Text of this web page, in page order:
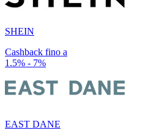
SHEIN
Cashback fino a
1.5% - 7%
EAST DANE